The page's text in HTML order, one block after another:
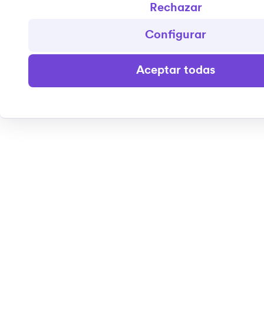
Rechazar
Configurar
Aceptar todas